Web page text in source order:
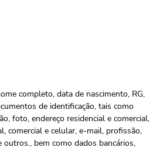
completo, data de nascimento, RG,
de identificação, tais como
foto, endereço residencial e comercial,
comercial e celular, e-mail, profissão,
outros., bem como dados bancários,